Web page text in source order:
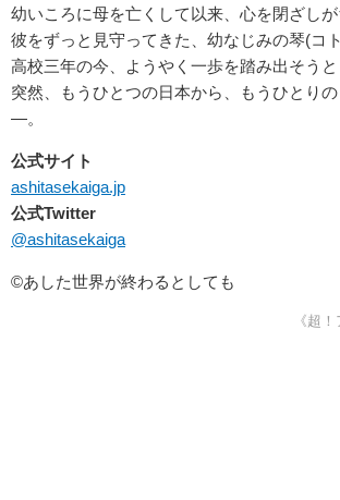
幼いころに母を亡くして以来、心を閉ざしが
彼をずっと見守ってきた、幼なじみの琴(コト
高校三年の今、ようやく一歩を踏み出そう
突然、もうひとつの日本から、もうひとり
―。
公式サイト
ashitasekaiga.jp
公式Twitter
@ashitasekaiga
©あした世界が終わるとしても
《超